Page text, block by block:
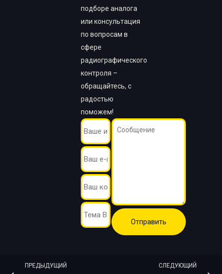
подборе аналога
или консультация
по вопросам в
сфере
радиографического
контроля –
обращайтесь, с
радостью
поможем!
ПРЕДЫДУЩИЙ СЛЕДУЮЩИЙ